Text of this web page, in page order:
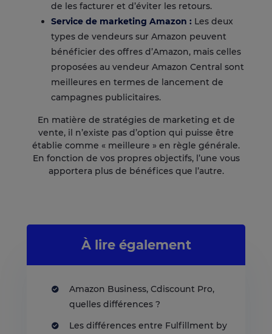
de les facturer et d’éviter les retours.
Service de marketing Amazon : Les deux
types de vendeurs sur Amazon peuvent
bénéficier des offres d’Amazon, mais celles
proposées au vendeur Amazon Central sont
meilleures en termes de lancement de
campagnes publicitaires.
En matière de stratégies de marketing et de
vente, il n’existe pas d’option qui puisse être
établie comme « meilleure » en règle générale.
En fonction de vos propres objectifs, l’une vous
apportera plus de bénéfices que l’autre.
À lire également
Amazon Business, Cdiscount Pro,
quelles différences ?
Les différences entre Fulfillment by